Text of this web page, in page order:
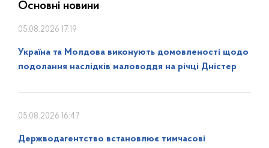
Основні новини
05.08.2026 17:19
Україна та Молдова виконують домовленості щодо
подолання наслідків маловоддя на річці Дністер
05.08.2026 16:47
Держводагентство встановлює тимчасові